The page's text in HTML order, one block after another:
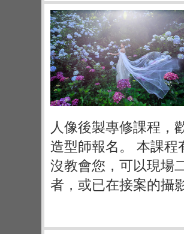
人像後製專修課程，
造型師報名。 本課程
沒教會您，可以現場
者，或已在接案的攝